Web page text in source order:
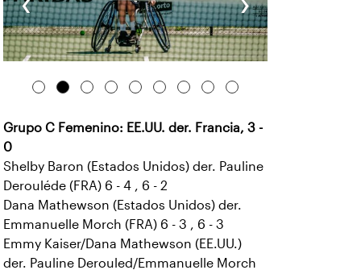
Grupo C Femenino: EE.UU. der. Francia, 3 -
0
Shelby Baron (Estados Unidos) der. Pauline
Derouléde (FRA) 6 - 4 , 6 - 2
Dana Mathewson (Estados Unidos) der.
Emmanuelle Morch (FRA) 6 - 3 , 6 - 3
Emmy Kaiser/Dana Mathewson (EE.UU.)
der. Pauline Derouled/Emmanuelle Morch